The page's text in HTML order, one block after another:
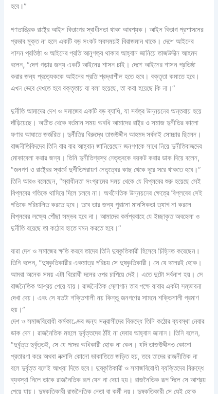
হবে।”
গণতান্ত্রিক রাষ্ট্রে আইন বিভাগের স্বাধীনতা থাকা আবশ্যক। আইন বিভাগ প্রশাসনের
প্রভাব মুক্ত না হলে একটি বড় সংকট সবসময়ই বিরাজমান থাকে। দেশে আইনের
শাসন প্রতিষ্ঠা ও আইনের প্রতি আনুগত্য থাকার আহ্বান জানিয়ে তাজউদ্দীন আহমদ
বলেন, “দেশ গড়ার জন্য একটি আইনের শাসন চাই। দেশে আইনের শাসন প্রতিষ্ঠা
করার জন্য প্রত্যেককে আইনের প্রতি শ্রদ্ধাশীল হতে হবে। বক্তৃতা কমাতে হবে।
এখন ভেবে দেখতে হবে বক্তৃতায় যা বলা হয়েছে, তা করা হয়েছে কি না।”
দুর্নীতি আমাদের দেশ ও সমাজের একটি বড় ব্যাধি, যা সর্বত্র উন্নয়নের অন্তরায় হয়ে
দাঁড়িয়েছে। অতীত থেকে বর্তমান সময় অবধি আমাদের রাষ্ট্র ও সমাজ দুর্নীতির কালো
ফণার আঘাতে জর্জরিত। দুর্নীতির বিরুদ্ধে তাজউদ্দীন আহমদ সর্বদাই সোচ্চার ছিলেন।
রাজনীতিবিদদের তিনি বার বার আহ্বান জানিয়েছেন জনগণকে সাথে নিয়ে দুর্নীতিবাজদের
মোকাবেলা করার জন্য। তিনি দুর্নীতিগ্রস্থ নেতৃত্বকে বয়কট করার ডাক দিয়ে বলেন,
“জনগণ ও রাষ্ট্রের স্বার্থে দুর্নীতিপরায়ণ নেতৃত্বের কাছ থেকে দূরে সরে থাকতে হবে।”
তিনি আরও বলেছেন, “স্বাধীনতা সংগ্রামের সময় থেকে যে বিপ্লবের শুরু হয়েছে সেই
বিপ্লবের গতিকে থামিয়ে দিলে চলবে না। অর্থনৈতিক উন্নয়নের ক্ষেত্রে বিপ্লবের সেই
গতিকে পরিচালিত করতে হবে। তবে তার জন্য পুরানো মানসিকতা ত্যাগ না করলে
বিপ্লবের লক্ষ্যে পৌঁছা সম্ভব হবে না। আমাদের কর্মপ্রবাহে যে ইচ্ছাকৃত অবহেলা ও
দুর্নীতি রয়েছে তা কঠোর হাতে দমন করতে হবে।”
যারা দেশ ও সমাজের ক্ষতি করবে তাদের তিনি দুষ্কৃতিকারী হিসেবে চিহ্নিত করেছেন।
তিনি বলেন, “দুষ্কৃতিকারীর একমাত্র পরিচয় সে দুষ্কৃতিকারী। সে যে দলেরই হোক।
আমরা অনেক সময় এটা বিরোধী দলের ওপর চাপিয়ে দেই। এতে দুটো সর্বনাশ হয়। সে
রাজনৈতিক আশ্রয় পেয়ে যায়। রাজনৈতিক স্লোগান তার পক্ষে যাবার একটা সম্ভাবনা
দেখা দেয়। এবং সে যতটা শক্তিশালী নয় কিন্তু জনগণের সামনে শক্তিশালী প্রমাণ
হয়।”
দেশ ও সমাজবিরোধী কর্মকাণ্ডের জন্য সন্ত্রাসীদের বিরুদ্ধে তিনি কঠোর ব্যবস্থা নেবার
ডাক দেন। রাজনৈতিক মহলে দুর্বৃত্তদের ঠাঁই না দেবার আহ্বান জানান। তিনি বলেন,
“দুর্বৃত্ত দুর্বৃত্তই, সে যে পদের অধিকারী হোক না কেন। যদি তাজউদ্দীনও কোনো
প্রতারণা করে অথবা নক্সালি কোনো ডাকাতিতে জড়িত হয়, তবে তাদের রাজনীতিক না
বলে দুর্বৃত্ত বলেই আখ্যা দিতে হবে। দুষ্কৃতিকারী ও সমাজবিরোধী ব্যক্তিদের বিরুদ্ধে
ব্যবস্থা নিলে তাকে রাজনৈতিক রূপ যেন না দেয়া হয়। রাজনৈতিক রূপ দিলে সে আশ্রয়
পেয়ে যায়। দুষ্কৃতিকারী রাজনৈতিক নেতা বা কর্মী নয়। দুষ্কৃতিকারী সে যেই হোক